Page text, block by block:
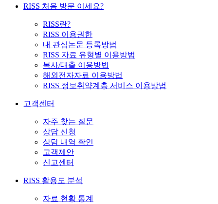
RISS 처음 방문 이세요?
RISS란?
RISS 이용권한
내 관심논문 등록방법
RISS 자료 유형별 이용방법
복사/대출 이용방법
해외전자자료 이용방법
RISS 정보취약계층 서비스 이용방법
고객센터
자주 찾는 질문
상담 신청
상담 내역 확인
고객제안
신고센터
RISS 활용도 분석
자료 현황 통계